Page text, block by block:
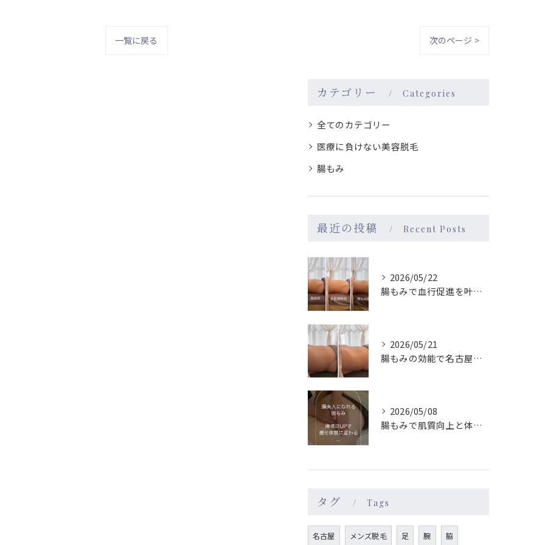
一覧に戻る 次のページ >
カテゴリー Categories
全てのカテゴリー
医療に負けない美容脱毛
腸もみ
最近の投稿 Recent Posts
2026/05/22
腸もみで血行促進を叶え名古屋駅近で巡りもメンタルも整える実感ガイド
2026/05/21
腸もみの効能で名古屋駅周辺の女性が体質改善を実感する理由と続けやすさ徹底ガイド
2026/05/08
腸もみで肌質向上と体質改善を名古屋駅エリアで目指す方法
タグ Tags
名古屋 メンズ脱毛 足 腕 脇